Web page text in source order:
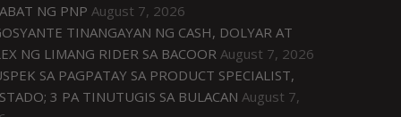
NG PNP August 7, 2026
TINANGAYAN NG CASH, DOLYAR AT
NG LIMANG RIDER SA BACOOR August 7, 2026
SA PAGPATAY SA PRODUCT SPECIALIST,
3 PA TINUTUGIS SA BULACAN August 7,